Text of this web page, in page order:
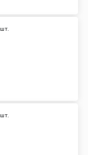
шт.
шт.